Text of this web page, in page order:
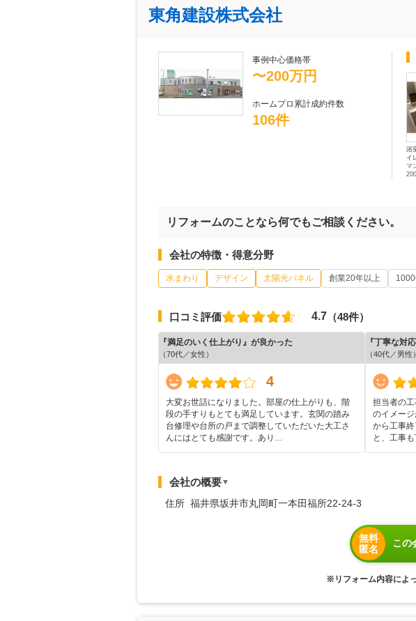
東角建設株式会社
事例中心価格帯
〜200万円
ホームプロ累計成約件数
106件
浴
イ
マ
リフォームのことなら何でもご相談ください。
会社の特徴・得意分野
水まわり デザイン 太陽光パネル 創業20年以上
口コミ評価 4.7 （48件）
『満足のいく仕上がり』が良かった
（70代／女性）
4
大変お世話になりました。部屋の仕上がりも、階
段の手すりもとても満足しています。玄関の踏み
台修理や台所の戸まで調整していただいた大工さ
んにはとても感謝です。あり…
『丁寧な対
（40代／男性）
担当者の
のイメー
から工事
と、工事
会社の概要▼
住所 福井県坂井市丸岡町一本田福所22-24-3
無料
匿名
この
※リフォーム内容によ